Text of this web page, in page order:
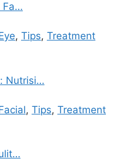
Fa…
, Tips, Treatment
Nutrisi…
, Tips, Treatment